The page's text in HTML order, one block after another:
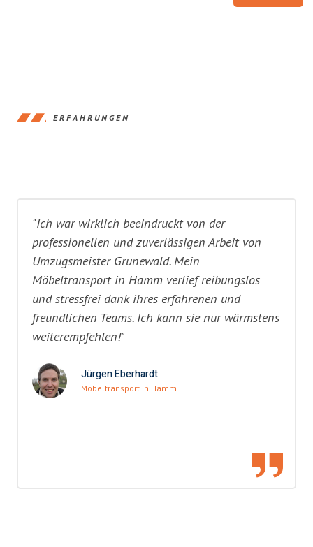
ERFAHRUNGEN
"Ich war wirklich beeindruckt von der
professionellen und zuverlässigen Arbeit von
Umzugsmeister Grunewald. Mein
Möbeltransport in Hamm verlief reibungslos
und stressfrei dank ihres erfahrenen und
freundlichen Teams. Ich kann sie nur wärmstens
weiterempfehlen!"
Jürgen Eberhardt
Möbeltransport in Hamm